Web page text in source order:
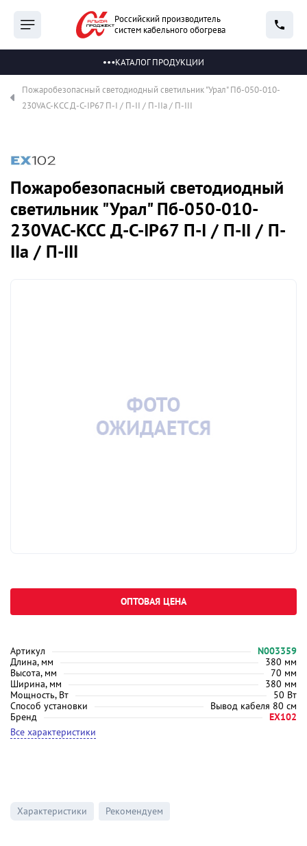
Российский производитель
систем кабельного обогрева
КАТАЛОГ ПРОДУКЦИИ
Пожаробезопасный светодиодный светильник "Урал" Пб-050-010-
230VAC-КСС Д-С-IP67 П-I / П-II / П-IIа / П-III
Пожаробезопасный светодиодный
светильник "Урал" Пб-050-010-
230VAC-КСС Д-С-IP67 П-I / П-II / П-
IIа / П-III
Артикул
N003359
Длина, мм
380 мм
Высота, мм
70 мм
Ширина, мм
380 мм
Мощность, Вт
50 Вт
Способ установки
Вывод кабеля 80 см
Бренд
EX102
Все характеристики
ОПТОВАЯ ЦЕНА
Характеристики Рекомендуем